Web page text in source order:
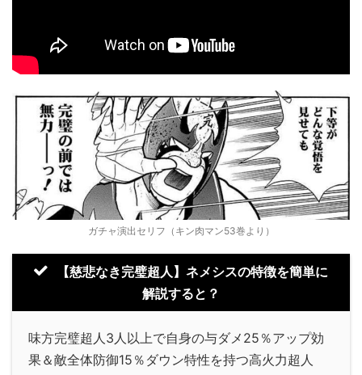
ガチャ演出セリフ（キン肉マン53巻より）
【慈悲なき完璧超人】ネメシスの特徴を簡単に
解説すると？
味方完璧超人3人以上で自身の与ダメ25％アップ効
果＆敵全体防御15％ダウン特性を持つ高火力超人